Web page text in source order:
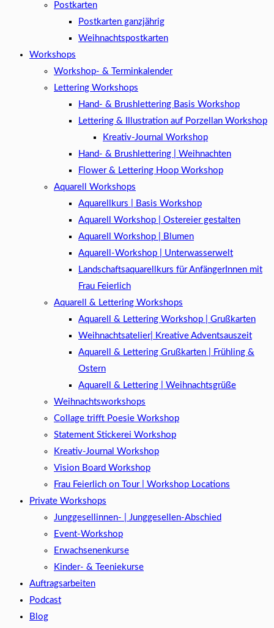
Postkarten
Postkarten ganzjährig
Weihnachtspostkarten
Workshops
Workshop- & Terminkalender
Lettering Workshops
Hand- & Brushlettering Basis Workshop
Lettering & Illustration auf Porzellan Workshop
Kreativ-Journal Workshop
Hand- & Brushlettering | Weihnachten
Flower & Lettering Hoop Workshop
Aquarell Workshops
Aquarellkurs | Basis Workshop
Aquarell Workshop | Ostereier gestalten
Aquarell Workshop | Blumen
Aquarell-Workshop | Unterwasserwelt
Landschaftsaquarellkurs für AnfängerInnen mit
Frau Feierlich
Aquarell & Lettering Workshops
Aquarell & Lettering Workshop | Grußkarten
Weihnachtsatelier| Kreative Adventsauszeit
Aquarell & Lettering Grußkarten | Frühling &
Ostern
Aquarell & Lettering | Weihnachtsgrüße​
Weihnachtsworkshops
Collage trifft Poesie Workshop
Statement Stickerei Workshop
Kreativ-Journal Workshop
Vision Board Workshop
Frau Feierlich on Tour | Workshop Locations
Private Workshops
Junggesellinnen- | Junggesellen-Abschied
Event-Workshop
Erwachsenenkurse
Kinder- & Teeniekurse
Auftragsarbeiten
Podcast
Blog